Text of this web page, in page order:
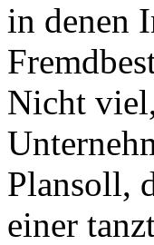
in denen
Nicht
Plansoll,
einer